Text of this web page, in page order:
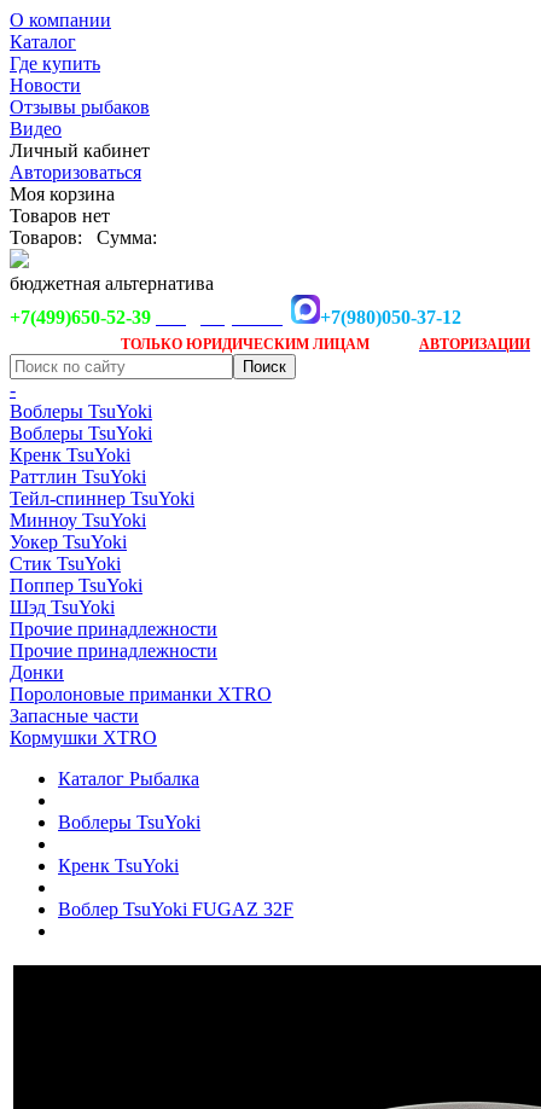
О компании
Каталог
Где купить
Новости
Отзывы рыбаков
Видео
Личный кабинет
Авторизоваться
Моя корзина
Товаров нет
Товаров:
Сумма:
бюджетная альтернатива
+7(499)650-52-39
+7(980)050-37-12
ТОЛЬКО ЮРИДИЧЕСКИМ ЛИЦАМ АВТОРИЗАЦИИ
-
Воблеры TsuYoki
Воблеры TsuYoki
Кренк TsuYoki
Раттлин TsuYoki
Тейл-спиннер TsuYoki
Минноу TsuYoki
Уокер TsuYoki
Стик TsuYoki
Поппер TsuYoki
Шэд TsuYoki
Прочие принадлежности
Прочие принадлежности
Донки
Поролоновые приманки XTRO
Запасные части
Кормушки XTRO
Каталог Рыбалка
Воблеры TsuYoki
Кренк TsuYoki
Воблер TsuYoki FUGAZ 32F